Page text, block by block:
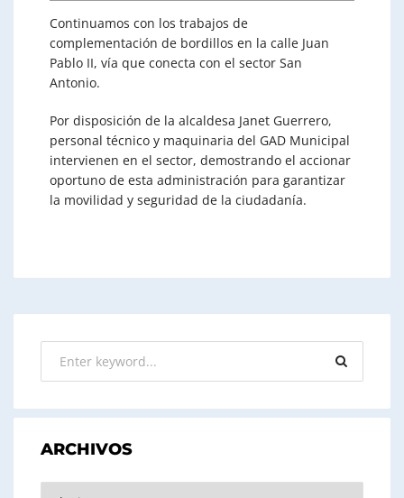
Continuamos con los trabajos de
complementación de bordillos en la calle Juan
Pablo II, vía que conecta con el sector San
Antonio.
Por disposición de la alcaldesa Janet Guerrero,
personal técnico y maquinaria del GAD Municipal
intervienen en el sector, demostrando el accionar
oportuno de esta administración para garantizar
la movilidad y seguridad de la ciudadanía.
ARCHIVOS